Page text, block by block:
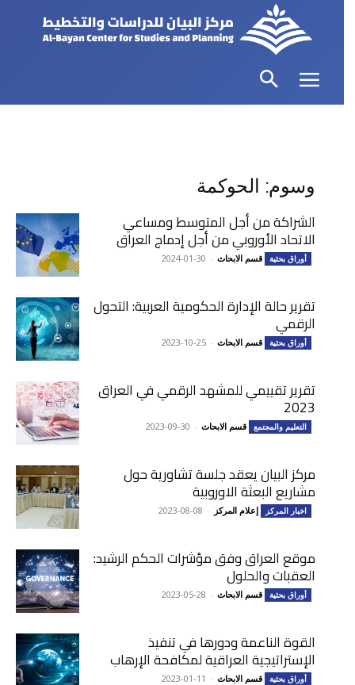
وسوم: الحوكمة
الشراكة من أجل المتوسط ومساعي
الاتحاد الأوروبي من أجل إدماج العراق
أوراق بحثية قسم الابحاث -
2024-01-30
تقرير حالة الإدارة الحكومية العربية: التحول
الرقمي
أوراق بحثية قسم الابحاث -
2023-10-25
تقرير تقييمي للمشهد الرقمي في العراق
2023
التعليم والمجتمع قسم الابحاث -
2023-09-30
مركز البيان يعقد جلسة تشاورية حول
مشاريع البعثة الاوروبية
اخبار المركز إعلام المركز -
2023-08-08
موقع العراق وفق مؤشرات الحكم الرشيد:
العقبات والحلول
أوراق بحثية قسم الابحاث -
2023-05-28
القوة الناعمة ودورها في تنفيذ
الإستراتيجية العراقية لمكافحة الإرهاب
أوراق بحثية قسم الابحاث -
2023-01-11